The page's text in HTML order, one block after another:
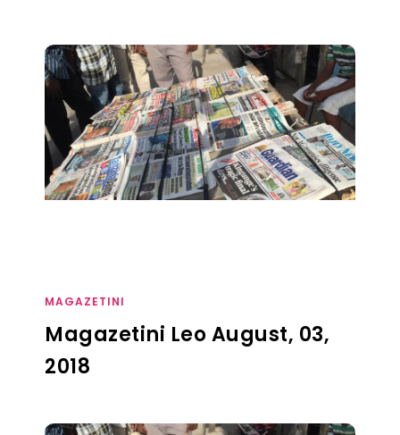
MAGAZETINI
Magazetini Leo August, 03,
2018